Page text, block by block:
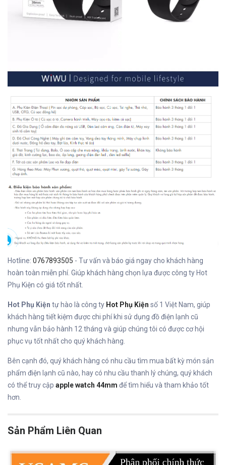
Hotline: 0767893505 - Tư vấn và báo giá ngay cho khách hàng
hoàn toàn miễn phí. Giúp khách hàng chọn lựa được công ty Hot
Phụ Kiện có giá tốt nhất.
Hot Phụ Kiện tự hào là công ty Hot Phụ Kiện số 1 Việt Nam, giúp
khách hàng tiết kiệm được chi phí khi sử dụng đồ điện lạnh cũ
nhưng vẫn bảo hành 12 tháng và giúp chúng tôi có được cơ hội
phục vụ tốt nhất cho quý khách hàng.
Bên cạnh đó, quý khách hàng có nhu cầu tìm mua bất kỳ món sản
phẩm điện lạnh cũ nào, hay có nhu cầu thanh lý chúng, quý khách
có thể truy cập apple watch 44mm để tìm hiểu và tham khảo tốt
hơn.
Sản Phẩm Liên Quan